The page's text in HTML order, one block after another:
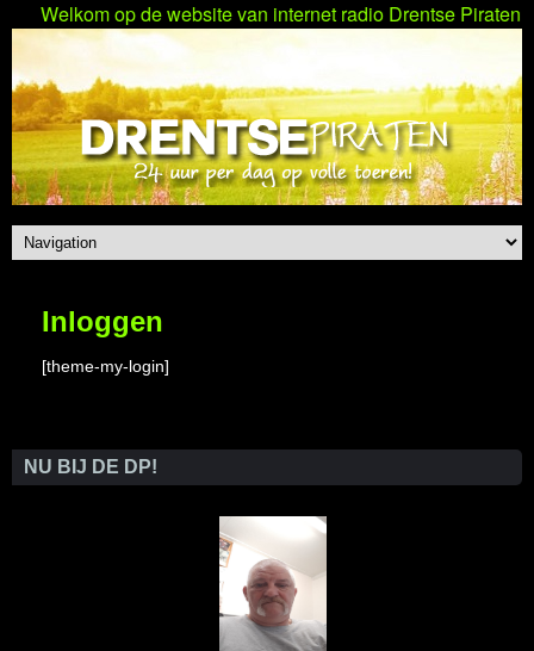
op de website van internet radio Drentse Piraten met
Inloggen
[theme-my-login]
NU BIJ DE DP!